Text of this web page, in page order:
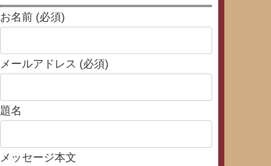
お名前 (必須)
メールアドレス (必須)
題名
メッセージ本文